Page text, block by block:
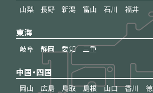
山梨 長野 新潟 富山 石川 福井
東海
岐阜 静岡 愛知 三重
中国・四国
岡山 広島 鳥取 島根 山口 香川